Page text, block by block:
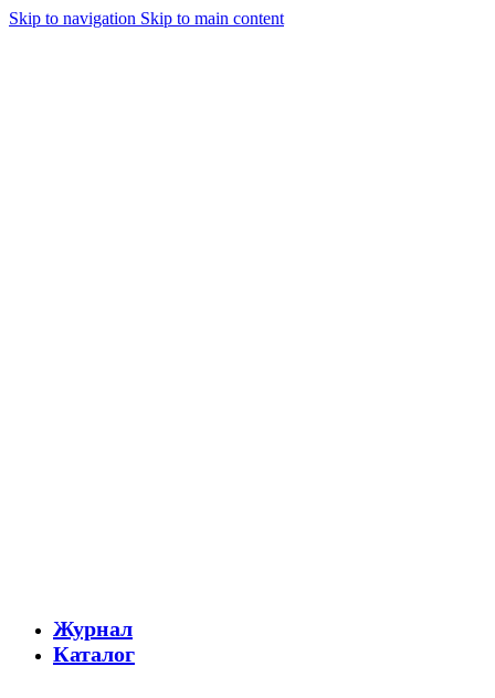
Skip to navigation Skip to main content
Журнал
Каталог